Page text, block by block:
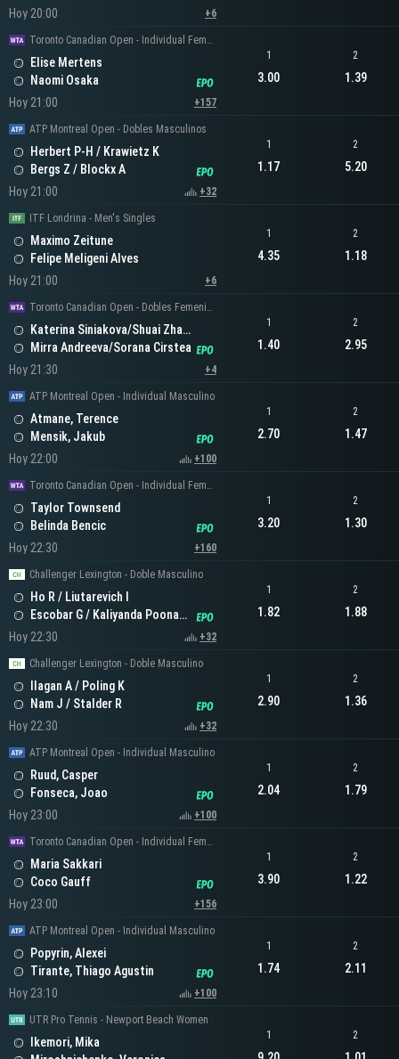
Hoy 20:00
+6
Toronto Canadian Open - Individual Femenino
Elise Mertens
Naomi Osaka
Hoy 21:00
+157
1
3.00
2
1.39
ATP Montreal Open - Dobles Masculinos
Herbert P-H / Krawietz K
Bergs Z / Blockx A
Hoy 21:00
+32
1
1.17
2
5.20
ITF Londrina - Men's Singles
Maximo Zeitune
Felipe Meligeni Alves
Hoy 21:00
+6
1
4.35
2
1.18
Toronto Canadian Open - Dobles Femeninos
Katerina Siniakova/Shuai Zhang
Mirra Andreeva/Sorana Cirstea
Hoy 21:30
+4
1
1.40
2
2.95
ATP Montreal Open - Individual Masculino
Atmane, Terence
Mensik, Jakub
Hoy 22:00
+100
1
2.70
2
1.47
Toronto Canadian Open - Individual Femenino
Taylor Townsend
Belinda Bencic
Hoy 22:30
+160
1
3.20
2
1.30
Challenger Lexington - Doble Masculino
Ho R / Liutarevich I
Escobar G / Kaliyanda Poonacha N
Hoy 22:30
+32
1
1.82
2
1.88
Challenger Lexington - Doble Masculino
Ilagan A / Poling K
Nam J / Stalder R
Hoy 22:30
+32
1
2.90
2
1.36
ATP Montreal Open - Individual Masculino
Ruud, Casper
Fonseca, Joao
Hoy 23:00
+100
1
2.04
2
1.79
Toronto Canadian Open - Individual Femenino
Maria Sakkari
Coco Gauff
Hoy 23:00
+156
1
3.90
2
1.22
ATP Montreal Open - Individual Masculino
Popyrin, Alexei
Tirante, Thiago Agustin
Hoy 23:10
+100
1
1.74
2
2.11
UTR Pro Tennis - Newport Beach Women
Ikemori, Mika
1 2